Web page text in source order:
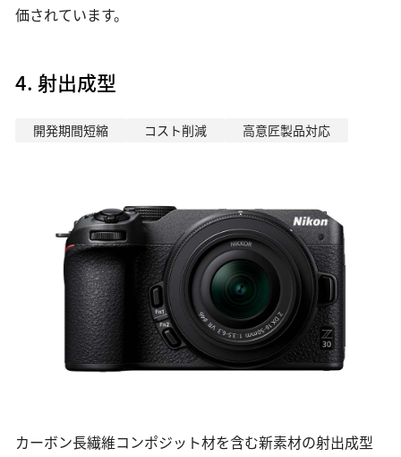
価されています。
4. 射出成型
開発期間短縮 コスト削減 高意匠製品対応
カーボン長繊維コンポジット材を含む新素材の射出成型